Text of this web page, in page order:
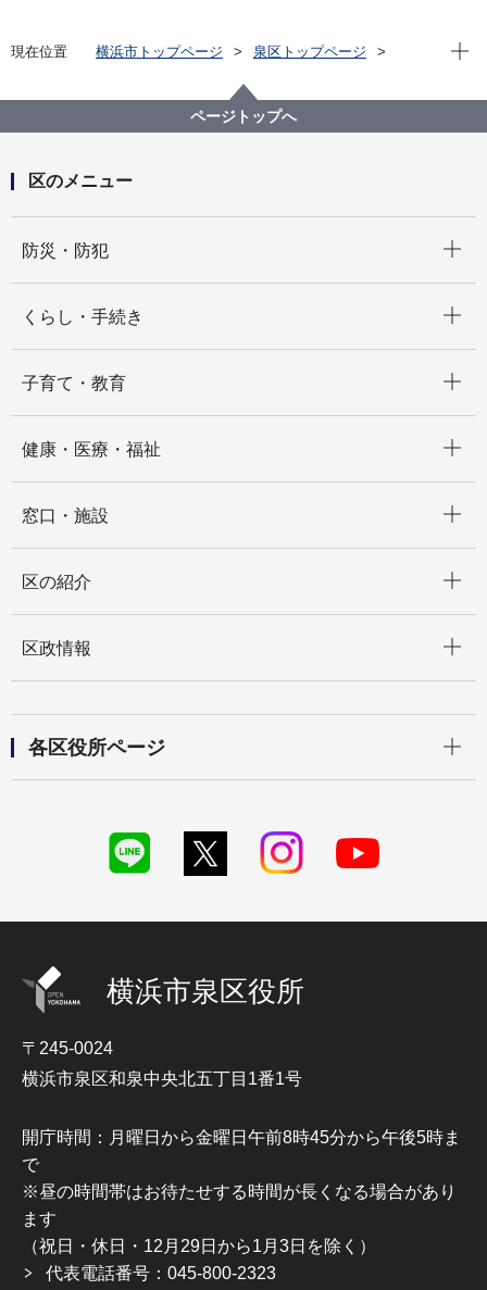
現在位置 横浜市トップページ
泉区トップページ
戸籍・住民票・印鑑登録・マイナンバーカード
区域外就学届出の郵送受付について
現在
ページトップへ
区のメニュー
防災・防犯
くらし・手続き
子育て・教育
健康・医療・福祉
窓口・施設
区の紹介
区政情報
各区役所ページ
横浜市泉区役所
〒245-0024
横浜市泉区和泉中央北五丁目1番1号
開庁時間：月曜日から金曜日午前8時45分から午後5時ま
で
※昼の時間帯はお待たせする時間が長くなる場合があり
ます
（祝日・休日・12月29日から1月3日を除く）
代表電話番号：045-800-2323